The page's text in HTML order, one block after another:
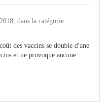
dans la catégorie
des vaccins se double d'une
et ne provoque aucune